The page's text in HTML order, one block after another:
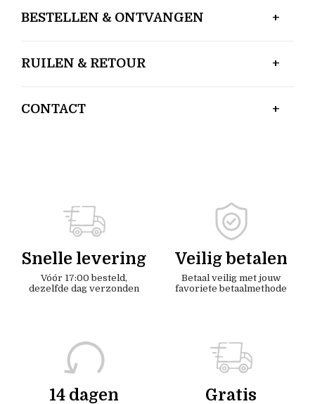
BESTELLEN & ONTVANGEN
RUILEN & RETOUR
CONTACT
Snelle levering
Vóór 17:00 besteld,
dezelfde dag verzonden
Veilig betalen
Betaal veilig met jouw
favoriete betaalmethode
14 dagen Gratis